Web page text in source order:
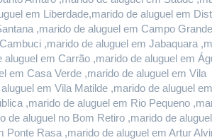
em Liberdade,marido de aluguel em
,marido de aluguel em Campo Grande
,marido de aluguel em Jabaquara
em Carrão ,marido de aluguel em
em Casa Verde ,marido de aluguel em Vila
em Vila Matilde ,marido de aluguel
,marido de aluguel em Rio Pequeno
de aluguel no Bom Retiro ,marido de
Ponte Rasa ,marido de aluguel em Artur